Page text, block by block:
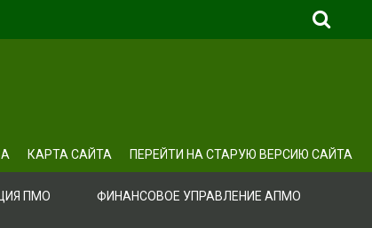
КАРТА САЙТА ПЕРЕЙТИ НА СТАРУЮ ВЕРСИЮ САЙТА
ПМО ФИНАНСОВОЕ УПРАВЛЕНИЕ АПМО